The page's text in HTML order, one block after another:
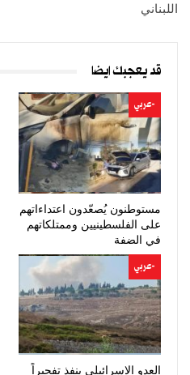
اللبناني
قد يعجبك ايضا
-عربي
مستوطنون يُصعّدون اعتداءاتهم
على الفلسطينيين وممتلكاتهم
في الضفة
-عربي
العدو الإسرائيلي ينفذ تفجيراً